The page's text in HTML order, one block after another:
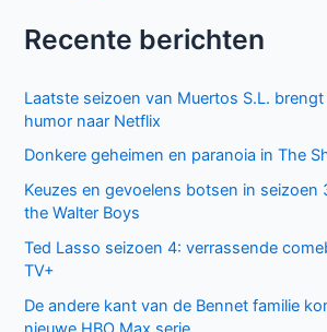
Recente berichten
Laatste seizoen van Muertos S.L.
humor naar Netflix
Donkere geheimen en paranoia in The
Keuzes en gevoelens botsen in seizoen
the Walter Boys
Ted Lasso seizoen 4: verrassende
TV+
De andere kant van de Bennet familie